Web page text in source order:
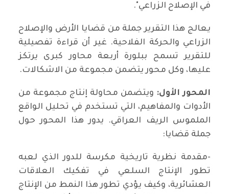
في الإصلاح الزراعي".
يعالج هذا التقرير جملة من قضايا الأرض والإصلاح
الزراعي والحركة الفلاحية. غير أن قراءة تفصيلية
للتقرير تسمح ببلورة أربعة محاور كبرى يرتكز
عليها، وكل محور يتضمن مجموعة من الاشكالات.
المحور الأول: ويتضمن محاولة إنتاج مجموعة من
الأدوات والمفاهيم، التي تستخدم في تحليل الواقع
الملموس الريف العراقي. يدور هذا المحور حول
جملة قضايا:
-مقدمة نظرية تاريخية مكرسة للدور الذي لعبه
تطور الإنتاج السلعي في تفكيك العلاقات
العشائرية، وكيف يؤدي تطور هذا النمط من الإنتاج